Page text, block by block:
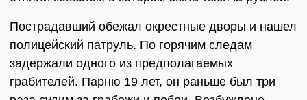
Пострадавший обежал окрестные дворы и нашел
полицейский патруль. По горячим следам
задержали одного из предполагаемых
грабителей. Парню 19 лет, он раньше был три